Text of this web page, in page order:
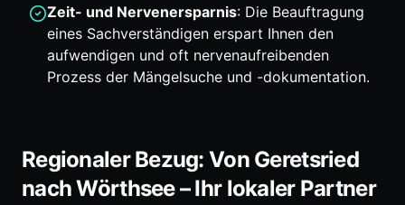
Zeit- und Nervenersparnis: Die Beauftragung
eines Sachverständigen erspart Ihnen den
aufwendigen und oft nervenaufreibenden
Prozess der Mängelsuche und -dokumentation.
Regionaler Bezug: Von Geretsried
nach Wörthsee – Ihr lokaler Partner